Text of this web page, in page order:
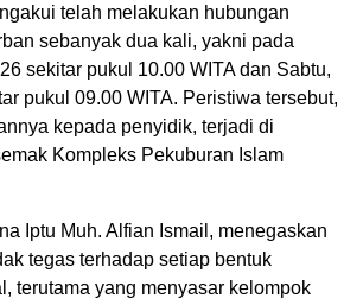
telah melakukan hubungan
sebanyak dua kali, yakni pada
sekitar pukul 10.00 WITA dan Sabtu,
pukul 09.00 WITA. Peristiwa tersebut,
kepada penyidik, terjadi di
Kompleks Pekuburan Islam
Iptu Muh. Alfian Ismail, menegaskan
tegas terhadap setiap bentuk
terutama yang menyasar kelompok